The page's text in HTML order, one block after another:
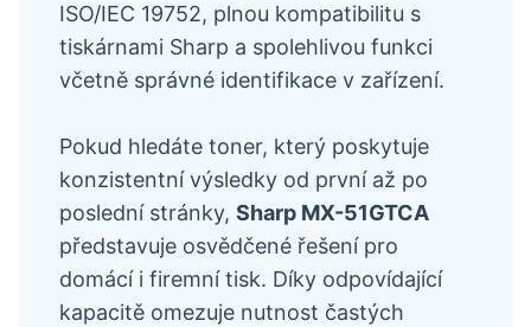
ISO/IEC 19752, plnou kompatibilitu s
tiskárnami Sharp a spolehlivou funkci
včetně správné identifikace v zařízení.
Pokud hledáte toner, který poskytuje
konzistentní výsledky od první až po
poslední stránky, Sharp MX-51GTCA
představuje osvědčené řešení pro
domácí i firemní tisk. Díky odpovídající
kapacitě omezuje nutnost častých